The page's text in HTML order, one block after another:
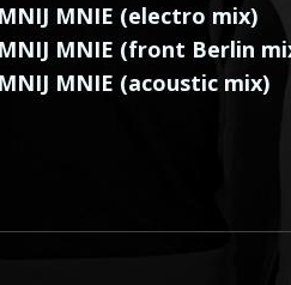
MNIE (electro mix)
MNIE (front Berlin
MNIE (acoustic mix)